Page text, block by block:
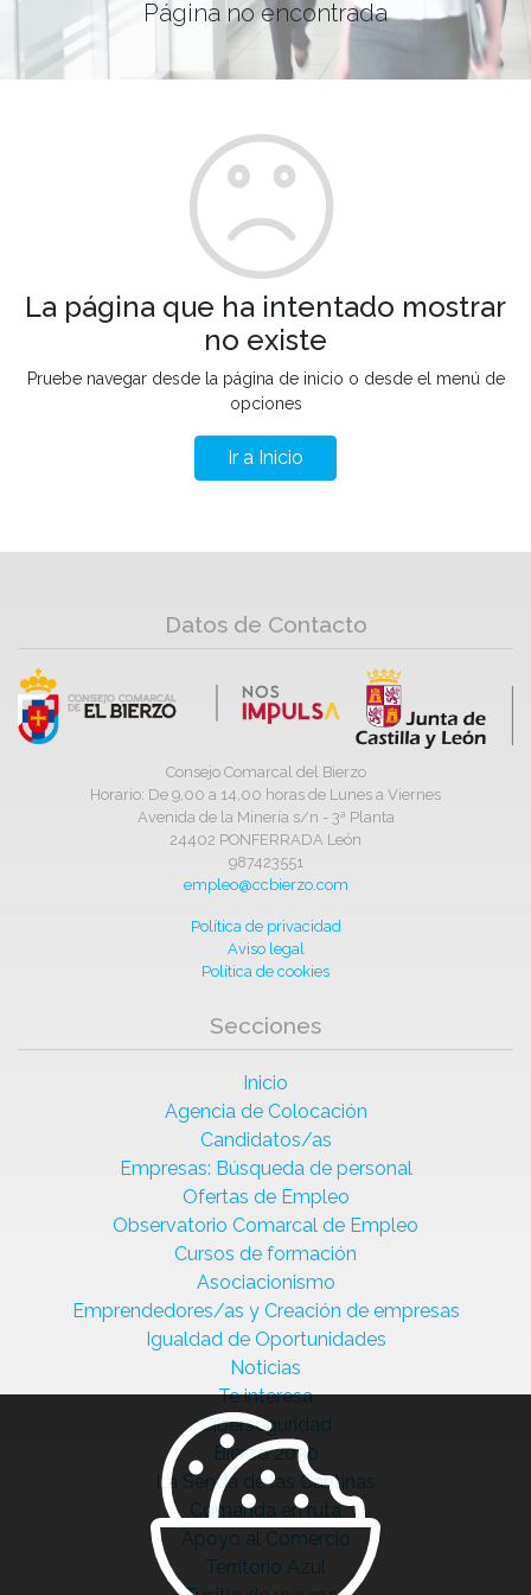
Página no encontrada
La página que ha intentado mostrar
no existe
Pruebe navegar desde la página de inicio o desde el menú de
opciones
Ir a Inicio
Datos de Contacto
Consejo Comarcal del Bierzo
Horario: De 9,00 a 14,00 horas de Lunes a Viernes
Avenida de la Minería s/n - 3ª Planta
24402 PONFERRADA León
987423551
empleo@ccbierzo.com
Política de privacidad
Aviso legal
Política de cookies
Secciones
Inicio
Agencia de Colocación
Candidatos/as
Empresas: Búsqueda de personal
Ofertas de Empleo
Observatorio Comarcal de Empleo
Cursos de formación
Asociacionismo
Emprendedores/as y Creación de empresas
Igualdad de Oportunidades
Noticias
Te interesa
Ciberseguridad
Bierzo 2030
La Senda de las Cantinas
Comanda en ruta
Apoyo al Comercio
Territorio Azul